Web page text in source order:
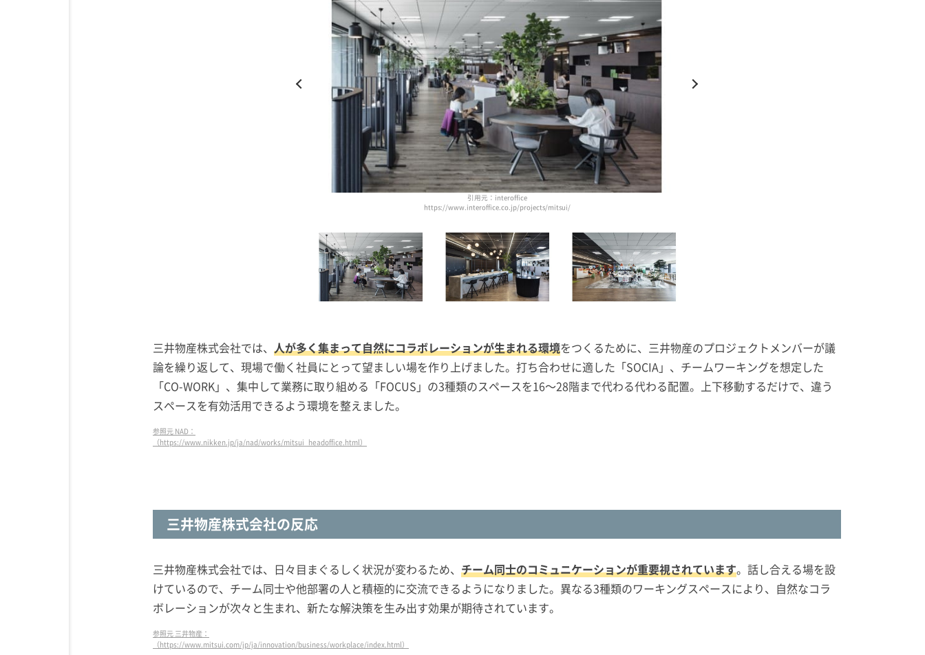
引用元：interoffice
https://www.interoffice.co.jp/projects/mitsui/
三井物産株式会社では、 人が多く集まって自然にコラボレーションが生まれる環境をつくるために、三井物産のプロジェクトメンバーが議
論を繰り返して、現場で働く社員にとって望ましい場を作り上げました。打ち合わせに適した「SOCIA」、チームワーキングを想定した
「CO-WORK」、集中して業務に取り組める「FOCUS」の3種類のスペースを16～28階まで代わる代わる配置。上下移動するだけで、違う
スペースを有効活用できるよう環境を整えました。
参照元 NAD：
（https://www.nikken.jp/ja/nad/works/mitsui_headoffice.html）
三井物産株式会社の反応
三井物産株式会社では、日々目まぐるしく状況が変わるため、 チーム同士のコミュニケーションが重要視されています。話し合える場を設
けているので、チーム同士や他部署の人と積極的に交流できるようになりました。異なる3種類のワーキングスペースにより、自然なコラ
ボレーションが次々と生まれ、新たな解決策を生み出す効果が期待されています。
参照元 三井物産：
（https://www.mitsui.com/jp/ja/innovation/business/workplace/index.html）